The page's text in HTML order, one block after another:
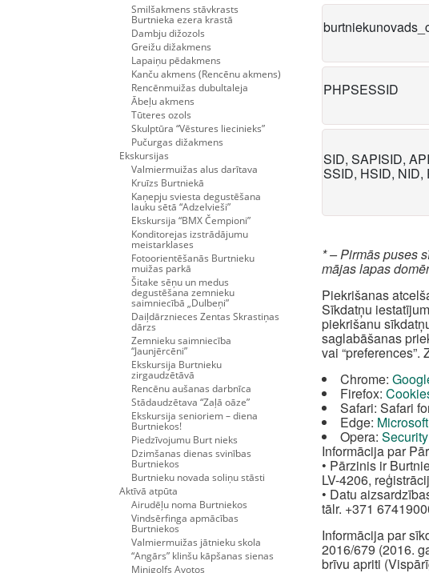
Smilšakmens stāvkrasts
Burtnieka ezera krastā
Dambju dižozols
Greižu dižakmens
Lapaiņu pēdakmens
Kanču akmens (Rencēnu akmens)
Rencēnmuižas dubultaleja
Ābeļu akmens
Tūteres ozols
Skulptūra “Vēstures liecinieks”
Pučurgas dižakmens
Ekskursijas
Valmiermuižas alus darītava
Kruīzs Burtniekā
Kaņepju sviesta degustēšana
lauku sētā “Adzelvieši”
Ekskursija “BMX Čempioni”
Konditorejas izstrādājumu
meistarklases
Fotoorientēšanās Burtnieku
muižas parkā
Šitake sēņu un medus
degustēšana zemnieku
saimniecībā „Dulbeņi”
Daiļdārznieces Zentas Skrastiņas
dārzs
Zemnieku saimniecība
“Jaunjērcēni”
Ekskursija Burtnieku
zirgaudzētāvā
Rencēnu aušanas darbnīca
Stādaudzētava “Zaļā oāze”
Ekskursija senioriem – diena
Burtniekos!
Piedzīvojumu Burt nieks
Dzimšanas dienas svinības
Burtniekos
Burtnieku novada soliņu stāsti
Aktīvā atpūta
Airudēļu noma Burtniekos
Vindsērfinga apmācības
Burtniekos
Valmiermuižas jātnieku skola
“Angārs” klinšu kāpšanas sienas
Minigolfs Avotos
PHPSESSID
SID, SAPISID,
SSID, HSID, NID,
* – Pirmās puses
mājas lapas
Piekrišanas
Sīkdatņu
piekrišanu
saglabāšanas
vai
Chrome:
Firefox:
Safari: Safari
Edge:
Opera:
Informācija par
• Pārzinis ir
LV-4206,
• Datu
tālr. +371
Informācija par
2016/679 (2016.
brīvu apriti